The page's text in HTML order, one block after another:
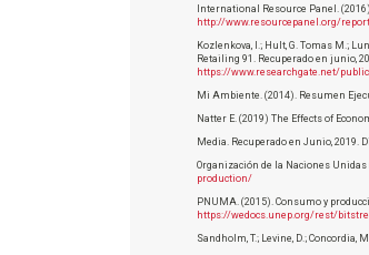
International Resource Panel.
http://www.resourcepanel.org/
Kozlenkova, I.; Hult, G. Tomas M.;
Retailing 91. Recuperado en junio,
https://www.researchgate.net/
Mi Ambiente. (2014). Resumen
Natter E. (2019) The Effects of
Media. Recuperado en Junio, 2019.
Organización de la Naciones
production/
PNUMA. (2015). Consumo y
https://wedocs.unep.org/rest/
Sandholm, T.; Levine, D.; Concordia,